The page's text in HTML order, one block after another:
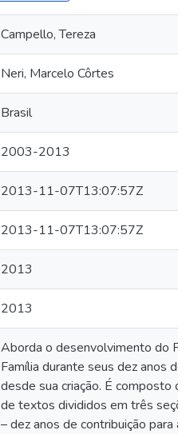
Campello, Tereza
Neri, Marcelo Côrtes
Brasil
2003-2013
2013-11-07T13:07:57Z
2013-11-07T13:07:57Z
2013
2013
Aborda o desenvolvimento do
Família durante seus dez anos de
desde sua criação. É composto
de textos divididos em três
– dez anos de contribuição para